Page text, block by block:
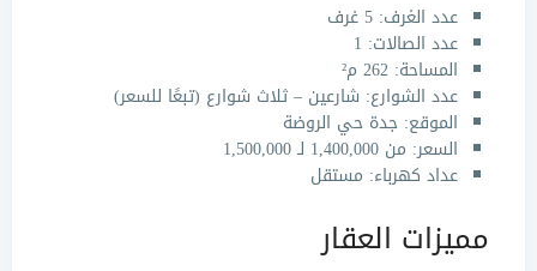
عدد الغرف: 5 غرف
عدد الصالات: 1
المساحة: 262 م²
عدد الشوارع: شارعين – ثلاث شوارع (تبعًا للسعر)
الموقع: جدة حي الروضة
السعر: من 1,400,000 لـ 1,500,000
عداد كهرباء: مستقل
مميزات العقار